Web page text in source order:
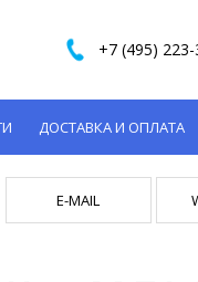
+7 (495)
ДОСТАВКА И ОПЛАТА
E-MAIL